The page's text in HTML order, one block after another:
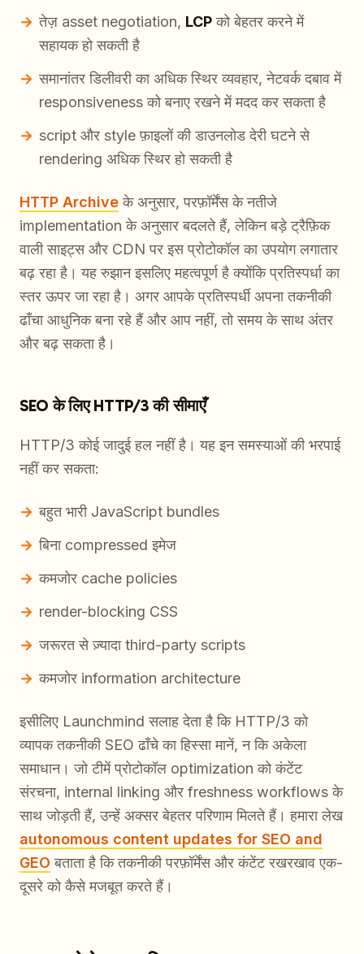
तेज़ asset negotiation, LCPको बेहतर करने में
सहायक हो सकती है
समानांतर डिलीवरी का अधिक स्थिर व्यवहार, नेटवर्क दबाव में
responsiveness को बनाए रखने में मदद कर सकता है
script और style फ़ाइलों की डाउनलोड देरी घटने से
rendering अधिक स्थिर हो सकती है
HTTP Archiveके अनुसार, परफ़ॉर्मेंस के नतीजे
implementation के अनुसार बदलते हैं, लेकिन बड़े ट्रैफ़िक
वाली साइट्स और CDN पर इस प्रोटोकॉल का उपयोग लगातार
बढ़ रहा है। यह रुझान इसलिए महत्वपूर्ण है क्योंकि प्रतिस्पर्धा का
स्तर ऊपर जा रहा है। अगर आपके प्रतिस्पर्धी अपना तकनीकी
ढाँचा आधुनिक बना रहे हैं और आप नहीं, तो समय के साथ अंतर
और बढ़ सकता है।
SEO के लिए HTTP/3 की सीमाएँ
HTTP/3 कोई जादुई हल नहीं है। यह इन समस्याओं की भरपाई
नहीं कर सकता:
बहुत भारी JavaScript bundles
बिना compressed इमेज
कमजोर cache policies
render-blocking CSS
जरूरत से ज़्यादा third-party scripts
कमजोर information architecture
इसीलिए Launchmind सलाह देता है कि HTTP/3 को
व्यापक तकनीकी SEO ढाँचे का हिस्सा मानें, न कि अकेला
समाधान। जो टीमें प्रोटोकॉल optimization को कंटेंट
संरचना, internal linking और freshness workflows के
साथ जोड़ती हैं, उन्हें अक्सर बेहतर परिणाम मिलते हैं। हमारा लेख
autonomous content updates for SEO and
GEO बताता है कि तकनीकी परफ़ॉर्मेंस और कंटेंट रखरखाव एक-
दूसरे को कैसे मजबूत करते हैं।